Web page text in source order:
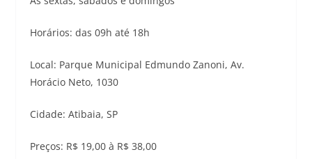
Horários: das 09h até 18h
Local: Parque Municipal Edmundo Zanoni, Av.
Horácio Neto, 1030
Cidade: Atibaia, SP
Preços: R$ 19,00 à R$ 38,00